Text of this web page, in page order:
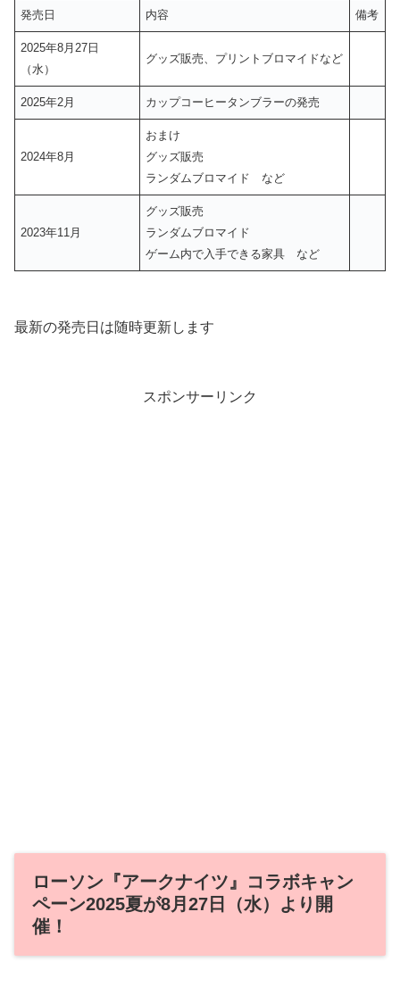
発売日 内容 備考
2025年8月27日
（水）
グッズ販売、プリントブロマイドなど
2025年2月 カップコーヒータンブラーの発売
2024年8月
おまけ
グッズ販売
ランダムブロマイド など
2023年11月
グッズ販売
ランダムブロマイド
ゲーム内で入手できる家具 など
最新の発売日は随時更新します
スポンサーリンク
ローソン『アークナイツ』コラボキャン
ペーン2025夏が8月27日（水）より開
催！